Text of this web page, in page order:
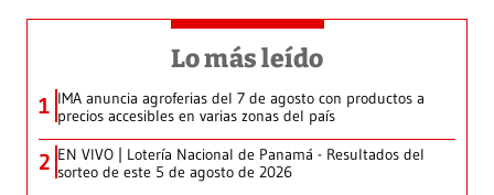
Lo más leído
1 IMA anuncia agroferias del 7 de agosto con productos a
precios accesibles en varias zonas del país
2 EN VIVO | Lotería Nacional de Panamá - Resultados del
sorteo de este 5 de agosto de 2026